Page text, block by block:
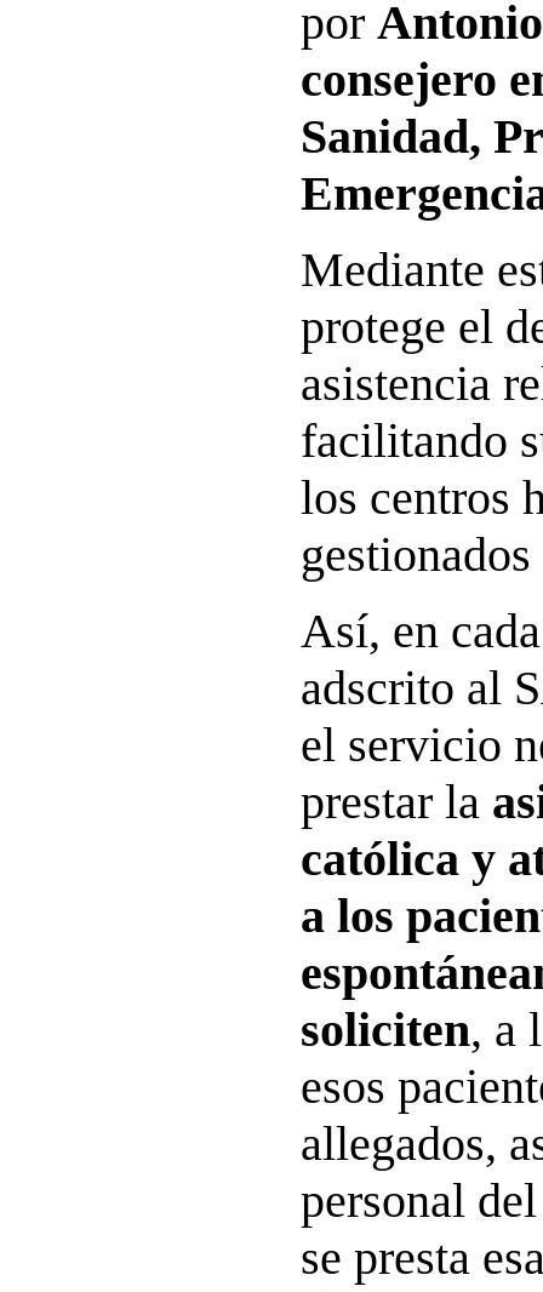
por
consejero
Sanidad,
Mediante
protege el
asistencia
facilitando
los centros
Así, en
adscrito al
el servicio
prestar la
católica y
a los
soliciten, a
esos
allegados,
personal
se presta